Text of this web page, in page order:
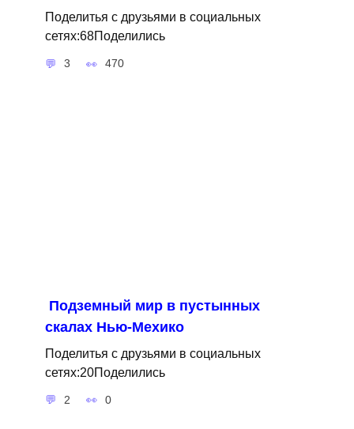
Поделитья с друзьями в социальных
сетях:68Поделились
3 470
Подземный мир в пустынных
скалах Нью-Мехико
Поделитья с друзьями в социальных
сетях:20Поделились
2 0